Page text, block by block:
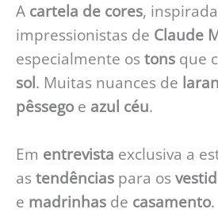
A cartela de cores,
impressionistas de Claude
especialmente os tons que
sol. Muitas nuances de
pêssego e azul céu.
Em entrevista exclusiva a
as tendências para os
e madrinhas de casamento.